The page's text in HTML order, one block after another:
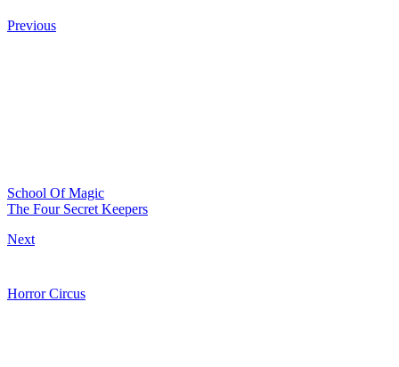
Previous
School Of Magic
The Four Secret Keepers
Next
Horror Circus